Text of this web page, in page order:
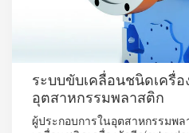
ระบบขับเคลื่อนชนิดเครื่อ
อุตสาหกรรมพลาสติก
ผู้ประกอบการในอุตสาหกรรมพ